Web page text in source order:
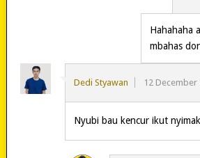
Hahahaha
mbahas
Dedi Styawan 12 December
Nyubi bau kencur ikut